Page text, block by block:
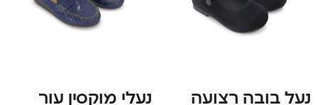
נעל בובה רצועה
נעלי מוקסין עור